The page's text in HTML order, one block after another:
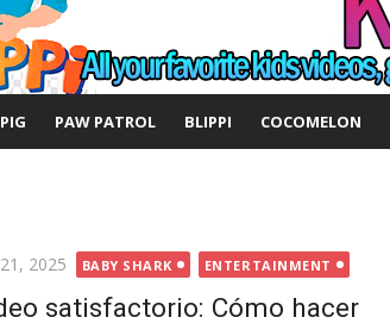
PAW PATROL BLIPPI COCOMELON
2025 BABY SHARK ENTERTAINMENT
satisfactorio: Cómo hacer